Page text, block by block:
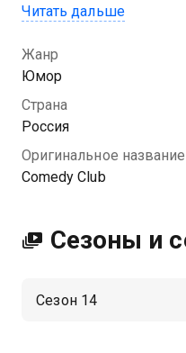
шуток и зрителей по
и топовые гости.
любимыми
Посмотреть онлайн 14
качестве на МетроТВ
Читать дальше
Жанр
Юмор
Страна
Россия
Оригинальное название
Comedy Club
Сезоны и